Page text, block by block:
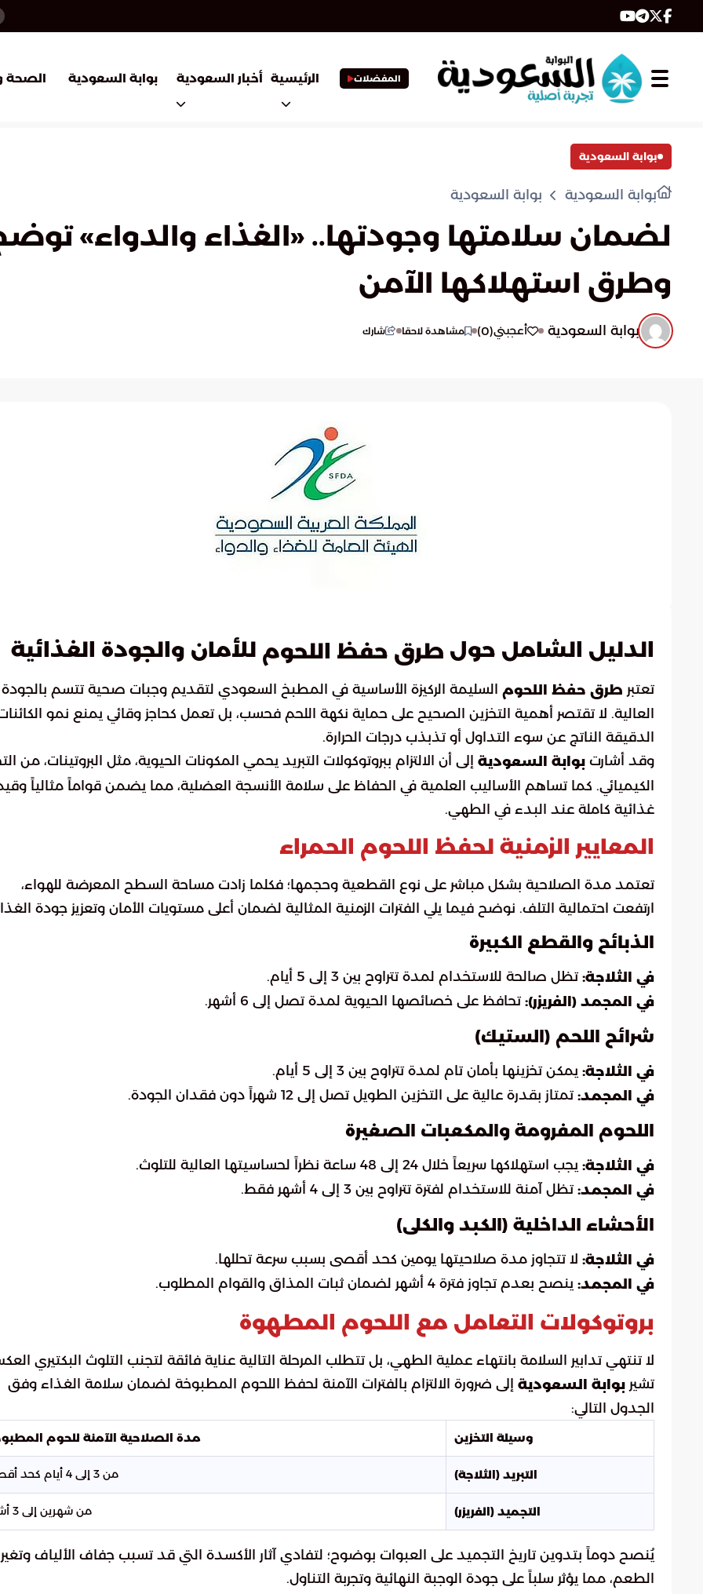
المفضلات الرئيسية أخبار السعودية بوابة السعودية الصحة
بوابة السعودية
بوابة السعودية بوابة السعودية
لضمان سلامتها وجودتها.. «الغذاء والدواء»
وطرق استهلاكها الآمن
بوابة السعودية أعجبني(
0
) مشاهدة لاحقا شارك
الدليل الشامل حول طرق حفظ اللحوم للأمان والجودة الغذائية
تعتبر طرق حفظ اللحوم السليمة الركيزة الأساسية في المطبخ السعودي لتقديم وجبات صحية تتسم بالجودة
العالية. لا تقتصر أهمية التخزين الصحيح على حماية نكهة اللحم فحسب، بل تعمل كحاجز وقائي يمنع نمو
الدقيقة الناتج عن سوء التداول أو تذبذب درجات الحرارة.
وقد أشارت بوابة السعودية إلى أن الالتزام ببروتوكولات التبريد يحمي المكونات الحيوية، مثل البروتينات، من
الكيميائي. كما تساهم الأساليب العلمية في الحفاظ على سلامة الأنسجة العضلية، مما يضمن قواماً مثالياً
غذائية كاملة عند البدء في الطهي.
المعايير الزمنية لحفظ اللحوم الحمراء
تعتمد مدة الصلاحية بشكل مباشر على نوع القطعية وحجمها؛ فكلما زادت مساحة السطح المعرضة للهواء،
ارتفعت احتمالية التلف. نوضح فيما يلي الفترات الزمنية المثالية لضمان أعلى مستويات الأمان وتعزيز جودة
الذبائح والقطع الكبيرة
في الثلاجة: تظل صالحة للاستخدام لمدة تتراوح بين 3 إلى 5 أيام.
في المجمد (الفريزر): تحافظ على خصائصها الحيوية لمدة تصل إلى 6 أشهر.
شرائح اللحم (الستيك)
في الثلاجة: يمكن تخزينها بأمان تام لمدة تتراوح بين 3 إلى 5 أيام.
في المجمد: تمتاز بقدرة عالية على التخزين الطويل تصل إلى 12 شهراً دون فقدان الجودة.
اللحوم المفرومة والمكعبات الصغيرة
في الثلاجة: يجب استهلاكها سريعاً خلال 24 إلى 48 ساعة نظراً لحساسيتها العالية للتلوث.
في المجمد: تظل آمنة للاستخدام لفترة تتراوح بين 3 إلى 4 أشهر فقط.
الأحشاء الداخلية (الكبد والكلى)
في الثلاجة: لا تتجاوز مدة صلاحيتها يومين كحد أقصى بسبب سرعة تحللها.
في المجمد: ينصح بعدم تجاوز فترة 4 أشهر لضمان ثبات المذاق والقوام المطلوب.
بروتوكولات التعامل مع اللحوم المطهوة
لا تنتهي تدابير السلامة بانتهاء عملية الطهي، بل تتطلب المرحلة التالية عناية فائقة لتجنب التلوث البكتيري
تشير بوابة السعودية إلى ضرورة الالتزام بالفترات الآمنة لحفظ اللحوم المطبوخة لضمان سلامة الغذاء وفق
الجدول التالي:
وسيلة التخزين مدة الصلاحية الآمنة للحوم
التبريد (الثلاجة) من 3 إلى 4 أيام كحد أقصى
التجميد (الفريزر) من شهرين إلى 3 أشهر
يُنصح دوماً بتدوين تاريخ التجميد على العبوات بوضوح؛ لتفادي آثار الأكسدة التي قد تسبب جفاف الألياف وتغير
الطعم، مما يؤثر سلباً على جودة الوجبة النهائية وتجربة التناول.